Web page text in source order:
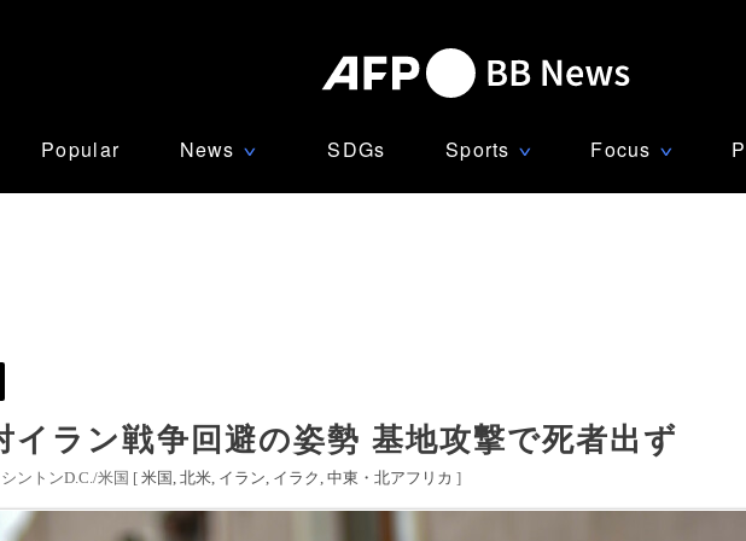
Popular News ∨ SDGs Sports ∨ Focus ∨
イラン戦争回避の姿勢 基地攻撃で死者出ず
ントンD.C./米国 [米国 北米 イラン イラク 中東・北アフリカ ]